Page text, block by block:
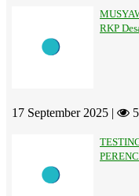
RKP
17 September 2025 |